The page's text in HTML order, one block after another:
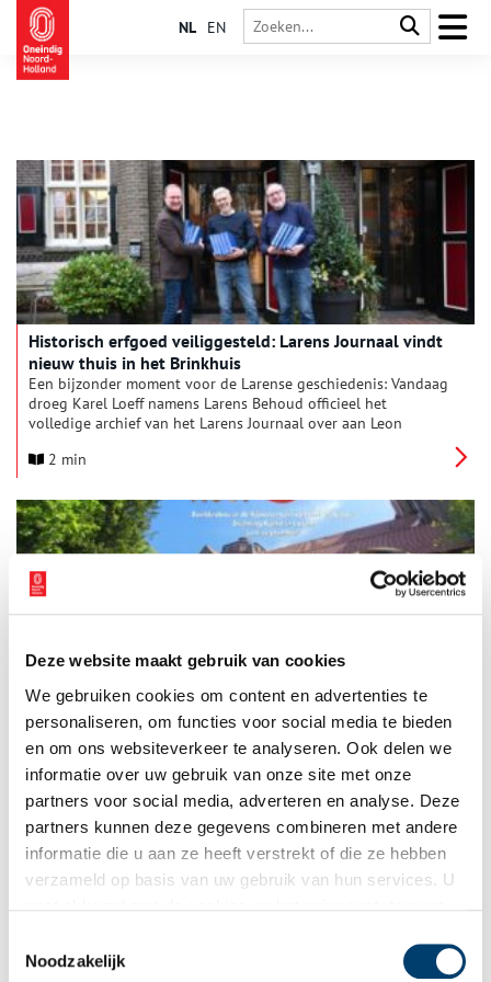
Deze website maakt gebruik van cookies
We gebruiken cookies om content en advertenties te
personaliseren, om functies voor social media te bieden
en om ons websiteverkeer te analyseren. Ook delen we
informatie over uw gebruik van onze site met onze
partners voor social media, adverteren en analyse. Deze
partners kunnen deze gegevens combineren met andere
informatie die u aan ze heeft verstrekt of die ze hebben
verzameld op basis van uw gebruik van hun services. U
Noodzakelijk
NL EN
Historisch erfgoed veiliggesteld: Larens Journaal vindt
nieuw thuis in het Brinkhuis
Een bijzonder moment voor de Larense geschiedenis: Vandaag
droeg Karel Loeff namens Larens Behoud officieel het
volledige archief van het Larens Journaal over aan Leon
Hoofdredacteur van het Larens Journaal was hierbij aanwezig.
veiliggesteld voor de gemeenschap.
2 min
De Kloostertuin van het Brinkhuis verandert deze zomer in een
levendig beeldenbos! Ruim 30 kunstenaars van Kunst in Laren
exposeren onder de titel HOUT loves Kunst in Laren hun
unieke werken in de buitenlucht.
0 min